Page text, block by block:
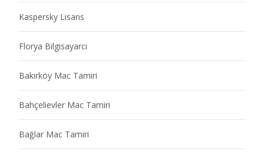
Kaspersky Lisans
Florya Bilgisayarcı
Bakırköy Mac Tamiri
Bahçelievler Mac Tamiri
Bağlar Mac Tamiri